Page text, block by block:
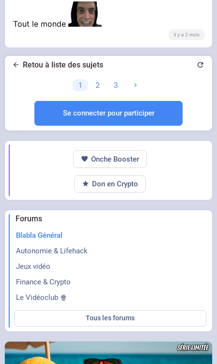
Tout le monde
il y a 2 mois
Retou à liste des sujets
1 2 3
Se connecter pour participer
Forums
Blabla Général
Autonomie & Lifehack
Jeux vidéo
Finance & Crypto
Le Vidéoclub 🍿
Tous les forums
Onche Booster
Don en Crypto